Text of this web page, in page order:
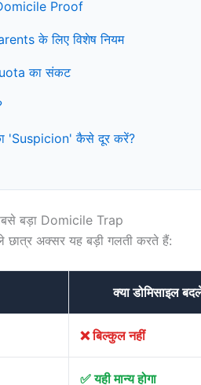
Proof
के लिए विशेष नियम
का संकट
'Suspicion' कैसे दूर करें?
बड़ा Domicile Trap
छात्र अक्सर यह बड़ी गलती करते हैं:
क्या डोमिसाइल
❌ बिल्कुल नहीं
✅ यही मान्य होगा